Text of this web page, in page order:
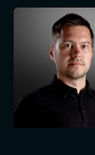
ДЛЯ